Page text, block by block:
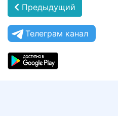
Предыдущий
Телеграм канал